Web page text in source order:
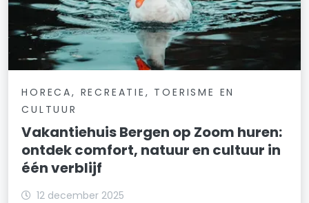
HORECA, RECREATIE, TOERISME EN
CULTUUR
Vakantiehuis Bergen op Zoom huren:
ontdek comfort, natuur en cultuur in
één verblijf
12 december 2025